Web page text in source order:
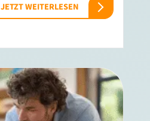
JETZT WEITERLESEN